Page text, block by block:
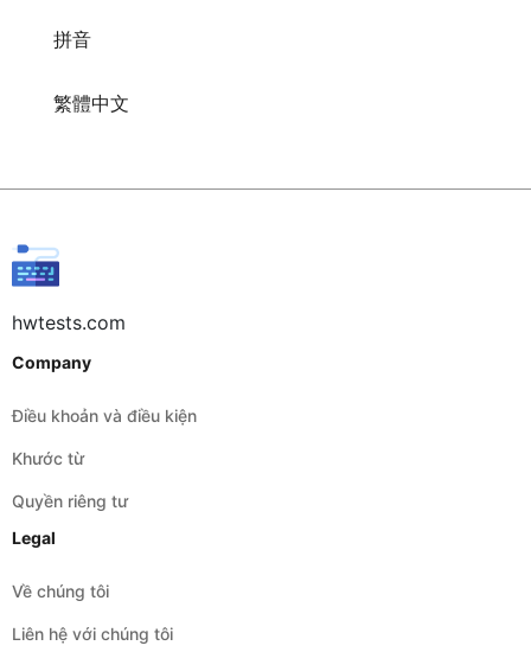
拼音
繁體中文
hwtests.com
Company
Điều khoản và điều kiện
Khước từ
Quyền riêng tư
Legal
Về chúng tôi
Liên hệ với chúng tôi